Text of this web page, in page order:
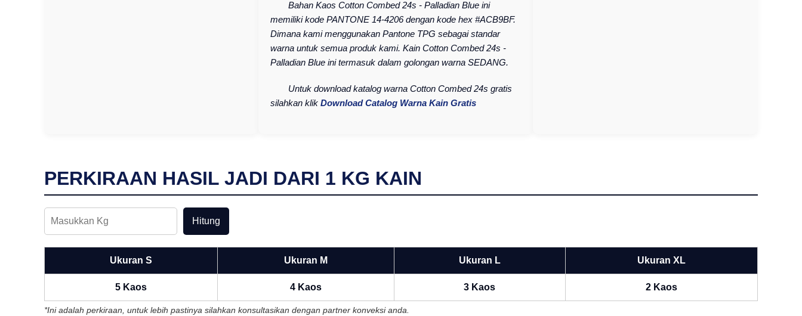
Bahan Kaos Cotton Combed 24s - Palladian Blue ini
memiliki kode PANTONE 14-4206 dengan kode hex #ACB9BF.
Dimana kami menggunakan Pantone TPG sebagai standar
warna untuk semua produk kami. Kain Cotton Combed 24s -
Palladian Blue ini termasuk dalam golongan warna SEDANG.
Untuk download katalog warna Cotton Combed 24s gratis
silahkan klik Download Catalog Warna Kain Gratis
PERKIRAAN HASIL JADI DARI 1 KG KAIN
Hitung
Ukuran S Ukuran M Ukuran L Ukuran XL
5 Kaos 4 Kaos 3 Kaos 2 Kaos
*Ini adalah perkiraan, untuk lebih pastinya silahkan konsultasikan dengan partner konveksi anda.